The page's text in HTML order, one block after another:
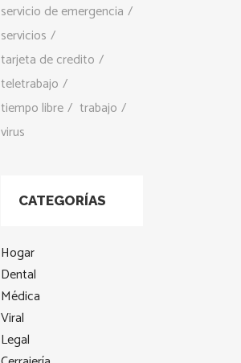
servicio de emergencia
servicios
tarjeta de credito
teletrabajo
tiempo libre
trabajo
virus
CATEGORÍAS
Hogar
Dental
Médica
Viral
Legal